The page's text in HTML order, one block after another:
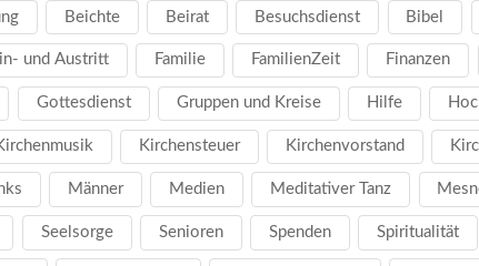
Beichte Beirat Besuchsdienst Bibel
und Austritt Familie FamilienZeit Finanzen
Gottesdienst Gruppen und Kreise Hilfe
Kirchensteuer Kirchenvorstand
Männer Medien Meditativer Tanz
Seelsorge Senioren Spenden Spiritualität